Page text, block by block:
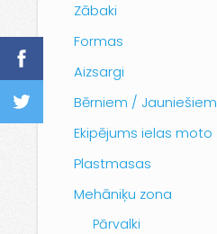
Zābaki
Formas
Aizsargi
Bērniem / Jauniešiem
Ekipējums ielas moto
Plastmasas
Mehāniķu zona
Pārvalki